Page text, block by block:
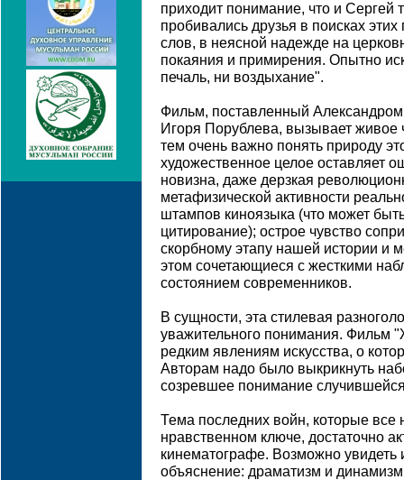
приходит понимание, что и Сергей
пробивались друзья в поисках
слов, в неясной надежде на
покаяния и примирения. Опытно
печаль, ни воздыхание".
Фильм, поставленный
Игоря Порублева, вызывает
тем очень важно понять природу
художественное целое оставляет
новизна, даже дерзкая
метафизической активности
штампов киноязыка (что может
цитирование); острое чувство
скорбному этапу нашей истории и
этом сочетающиеся с жесткими
состоянием современников.
В сущности, эта стилевая
уважительного понимания. Фильм
редким явлениям искусства, о
Авторам надо было выкрикнуть
созревшее понимание
Тема последних войн, которые все
нравственном ключе, достаточно
кинематографе. Возможно увидеть
объяснение: драматизм и